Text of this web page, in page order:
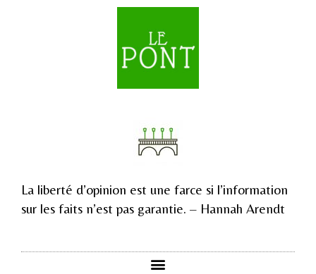
La liberté d’opinion est une farce si l’information
sur les faits n’est pas garantie. – Hannah Arendt